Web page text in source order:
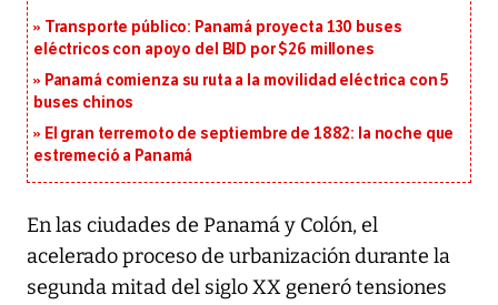
Transporte público: Panamá proyecta 130 buses
eléctricos con apoyo del BID por $26 millones
Panamá comienza su ruta a la movilidad eléctrica con 5
buses chinos
El gran terremoto de septiembre de 1882: la noche que
estremeció a Panamá
En las ciudades de Panamá y Colón, el
acelerado proceso de urbanización durante la
segunda mitad del siglo XX generó tensiones